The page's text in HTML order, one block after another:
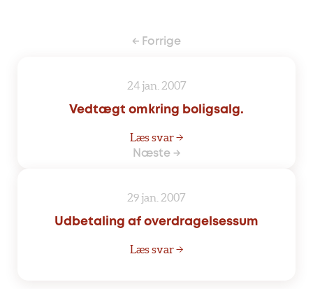
← Forrige
24 jan. 2007
Vedtægt omkring boligsalg.
Læs svar →
Næste →
29 jan. 2007
Udbetaling af overdragelsessum
Læs svar →